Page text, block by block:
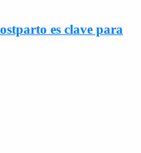
es clave para